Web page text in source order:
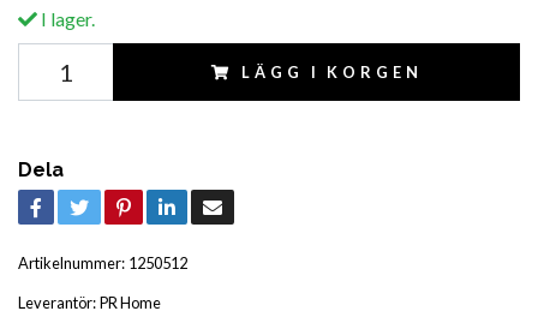
I lager.
LÄGG I KORGEN
Dela
Artikelnummer: 1250512
Leverantör:PR Home